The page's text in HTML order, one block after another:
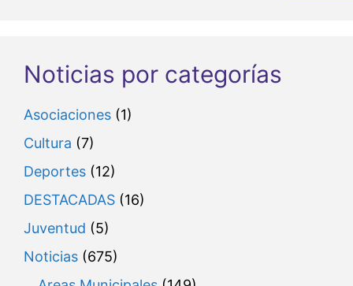
Noticias por categorías
Asociaciones (1)
Cultura (7)
Deportes (12)
DESTACADAS (16)
Juventud (5)
Noticias (675)